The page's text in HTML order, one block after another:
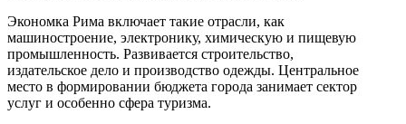
Экономка Рима включает такие отрасли, как
машиностроение, электронику, химическую и пищевую
промышленность. Развивается строительство,
издательское дело и производство одежды. Центральное
место в формировании бюджета города занимает сектор
услуг и особенно сфера туризма.